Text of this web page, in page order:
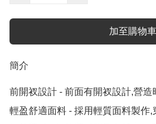
加至購物車
簡介
前開衩設計 - 前面有開衩設計,營造
輕盈舒適面料 - 採用輕質面料製作,